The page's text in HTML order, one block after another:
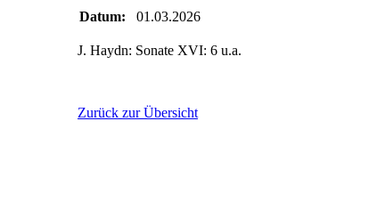
Datum: 01.03.2026
J. Haydn: Sonate XVI: 6 u.a.
Zurück zur Übersicht